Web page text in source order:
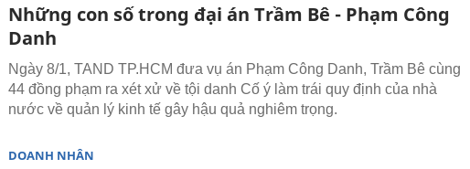
Những con số trong đại án Trầm Bê - Phạm Công
Danh
Ngày 8/1, TAND TP.HCM đưa vụ án Phạm Công Danh, Trầm Bê cùng
44 đồng phạm ra xét xử về tội danh Cố ý làm trái quy định của nhà
nước về quản lý kinh tế gây hậu quả nghiêm trọng.
DOANH NHÂN